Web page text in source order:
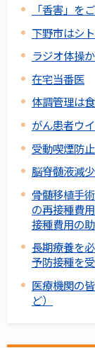
「香害」を
下野市はシ
ラジオ体操
在宅当番医
体調管理は
がん患者ウ
受動喫煙防
脳脊髄液減
骨髄移植手
の再接種費
接種費用の助
長期療養を
予防接種を
医療機関の
ど）